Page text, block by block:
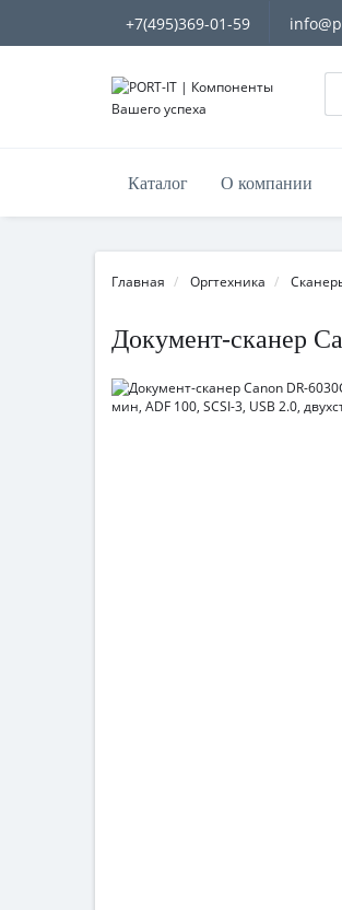
+7(495)369-01-59
Каталог О компании
Главная Оргтехника
Документ-сканер